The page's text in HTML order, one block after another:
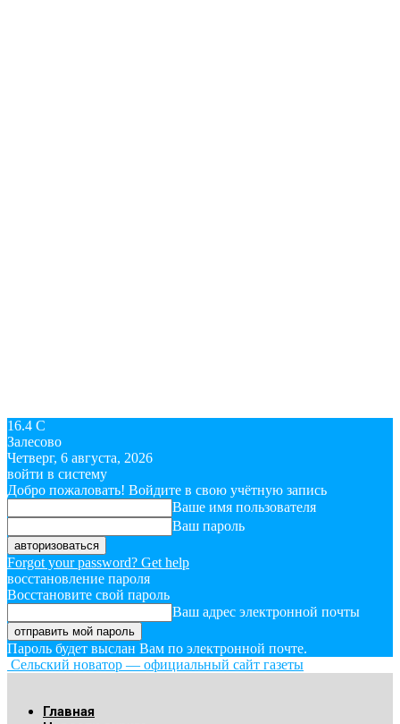
16.4 C
Залесово
Четверг, 6 августа, 2026
войти в систему
Добро пожаловать! Войдите в свою учётную запись
Ваше имя пользователя
Ваш пароль
Forgot your password? Get help
восстановление пароля
Восстановите свой пароль
Ваш адрес электронной почты
Пароль будет выслан Вам по электронной почте.
Сельский новатор — официальный сайт газеты
Главная